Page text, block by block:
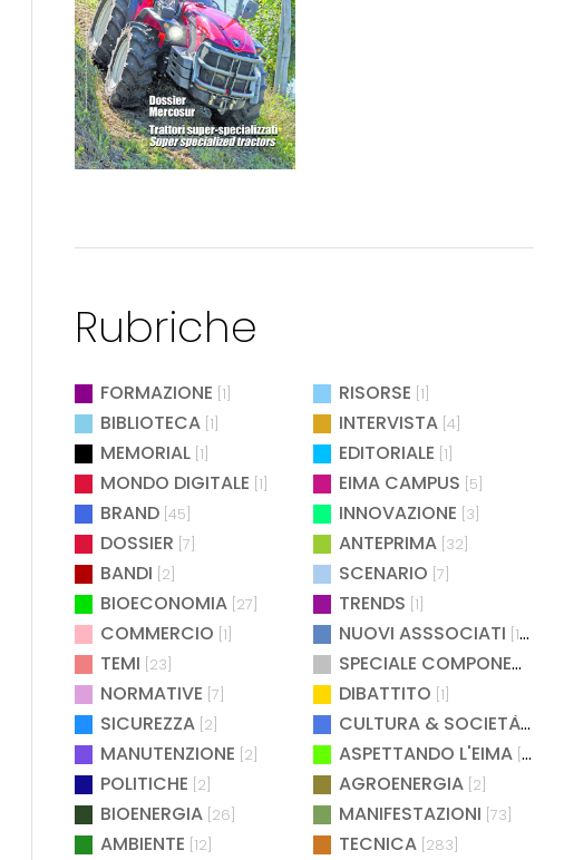
Rubriche
FORMAZIONE [1] RISORSE [1]
BIBLIOTECA [1] INTERVISTA [4]
MEMORIAL [1] EDITORIALE [1]
MONDO DIGITALE [1] EIMA CAMPUS [5]
BRAND [45] INNOVAZIONE [3]
DOSSIER [7] ANTEPRIMA [32]
BANDI [2] SCENARIO [7]
BIOECONOMIA [27] TRENDS [1]
COMMERCIO [1] NUOVI ASSSOCIATI [15]
TEMI [23]
SPECIALE COMPONENTISTICA
NORMATIVE [7] DIBATTITO [1]
SICUREZZA [2] CULTURA & SOCIETÀ[2]
MANUTENZIONE [2] ASPETTANDO L'EIMA [4]
POLITICHE [2] AGROENERGIA [2]
BIOENERGIA [26] MANIFESTAZIONI [73]
AMBIENTE [12] TECNICA [283]